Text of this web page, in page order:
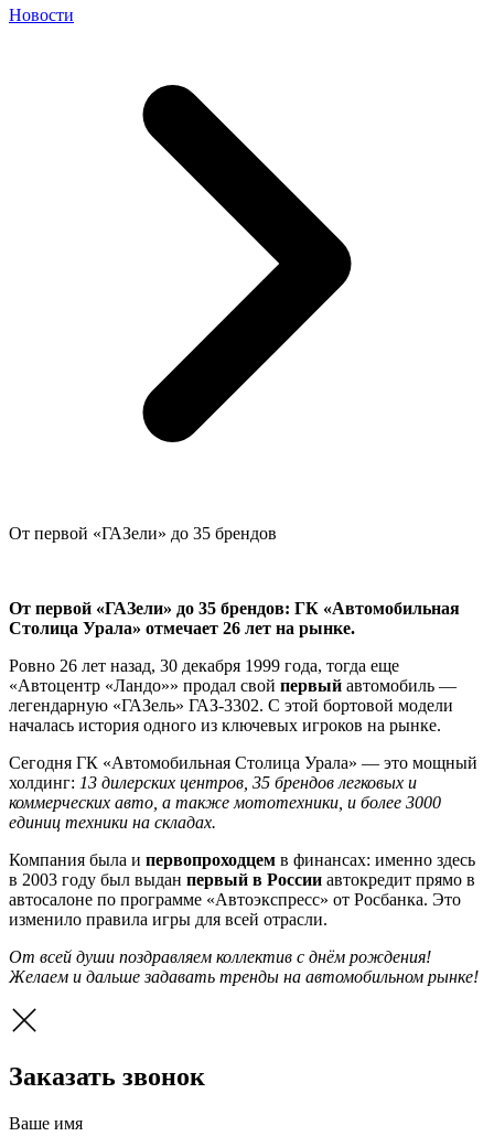
Новости
От первой «ГАЗели» до 35 брендов
От первой «ГАЗели» до 35 брендов: ГК «Автомобильная
Столица Урала» отмечает 26 лет на рынке.
Ровно 26 лет назад, 30 декабря 1999 года, тогда еще
«Автоцентр «Ландо»» продал свой первый автомобиль —
легендарную «ГАЗель» ГАЗ-3302. С этой бортовой модели
началась история одного из ключевых игроков на рынке.
Сегодня ГК «Автомобильная Столица Урала» — это мощный
холдинг: 13 дилерских центров, 35 брендов легковых и
коммерческих авто, а также мототехники, и более 3000
единиц техники на складах.
Компания была и первопроходцем в финансах: именно здесь
в 2003 году был выдан первый в России автокредит прямо в
автосалоне по программе «Автоэкспресс» от Росбанка. Это
изменило правила игры для всей отрасли.
От всей души поздравляем коллектив с днём рождения!
Желаем и дальше задавать тренды на автомобильном рынке!
Заказать звонок
Ваше имя